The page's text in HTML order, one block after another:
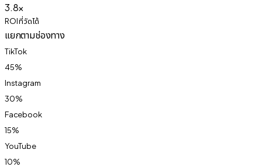
3.8×
ROI ที่วัดได้
แยกตามช่องทาง
TikTok
45%
Instagram
30%
Facebook
15%
YouTube
10%